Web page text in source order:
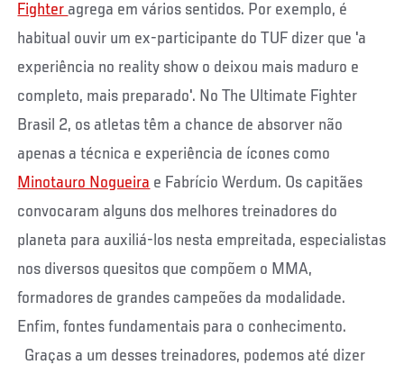
Fighter agrega em vários sentidos. Por exemplo, é
habitual ouvir um ex-participante do TUF dizer que 'a
experiência no reality show o deixou mais maduro e
completo, mais preparado'. No The Ultimate Fighter
Brasil 2, os atletas têm a chance de absorver não
apenas a técnica e experiência de ícones como
Minotauro Nogueira e Fabrício Werdum. Os capitães
convocaram alguns dos melhores treinadores do
planeta para auxiliá-los nesta empreitada, especialistas
nos diversos quesitos que compõem o MMA,
formadores de grandes campeões da modalidade.
Enfim, fontes fundamentais para o conhecimento.
Graças a um desses treinadores, podemos até dizer